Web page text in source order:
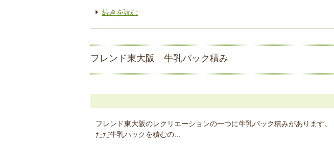
続きを読む
フレンド東大阪 牛乳パック積み
フレンド東大阪のレクリエーションの一つに牛乳パック積みがあります。
ただ牛乳パックを積むの...